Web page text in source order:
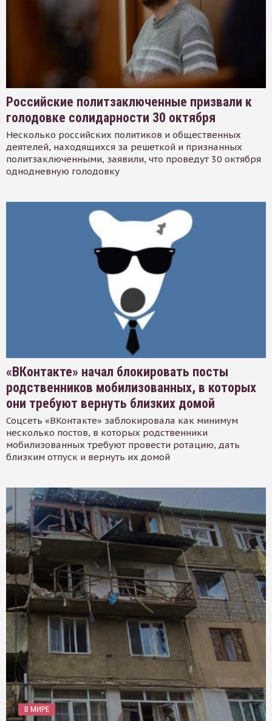
Российские политзаключенные призвали к
голодовке солидарности 30 октября
Несколько российских политиков и общественных
деятелей, находящихся за решеткой и признанных
политзаключенными, заявили, что проведут 30 октября
однодневную голодовку
«ВКонтакте» начал блокировать посты
родственников мобилизованных, в которых
они требуют вернуть близких домой
Соцсеть «ВКонтакте» заблокировала как минимум
несколько постов, в которых родственники
мобилизованных требуют провести ротацию, дать
близким отпуск и вернуть их домой
В МИРЕ